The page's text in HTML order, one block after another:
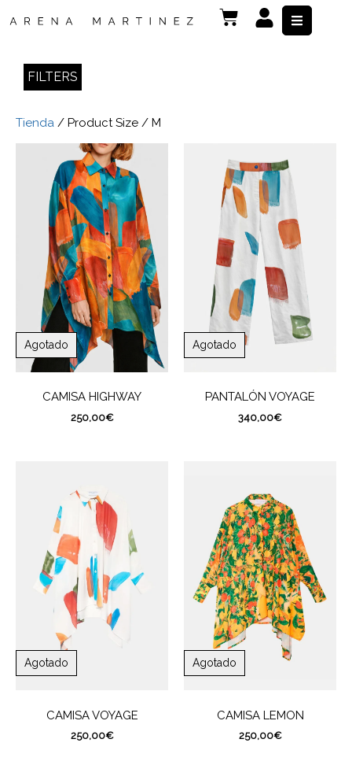
FILTERS
Tienda / Product Size / M
Agotado
CAMISA HIGHWAY
250,00€
Agotado
PANTALÓN VOYAGE
340,00€
Agotado
CAMISA VOYAGE
250,00€
Agotado
CAMISA LEMON
250,00€